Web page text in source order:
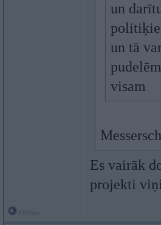
un
un tā
visam
Es vairāk
projekti